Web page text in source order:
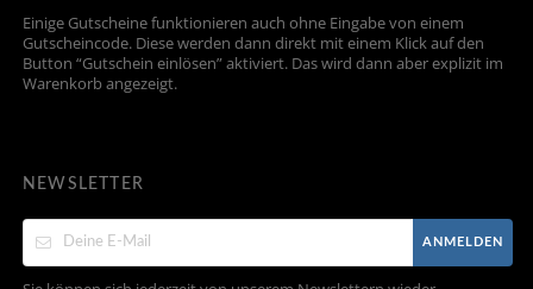
Einige Gutscheine funktionieren auch ohne Eingabe von einem
Gutscheincode. Diese werden dann direkt mit einem Klick auf den
Button “Gutschein einlösen” aktiviert. Das wird dann aber explizit im
Warenkorb angezeigt.
NEWSLETTER
ANMELDEN